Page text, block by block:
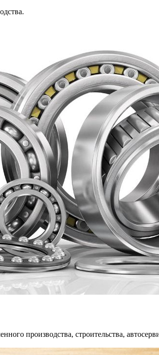
производства, строительства,